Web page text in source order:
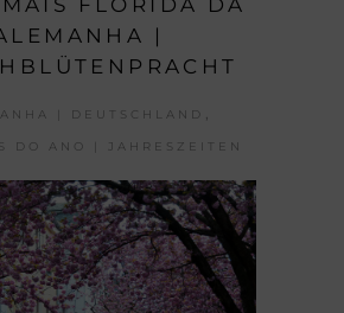
FLORIDA DA
|
| DEUTSCHLAND
DO ANO | JAHRESZEITEN